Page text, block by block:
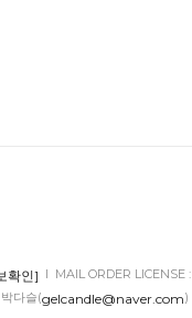
확인] l MAIL ORDER LICENSE
다슬(gelcandle@naver.com)